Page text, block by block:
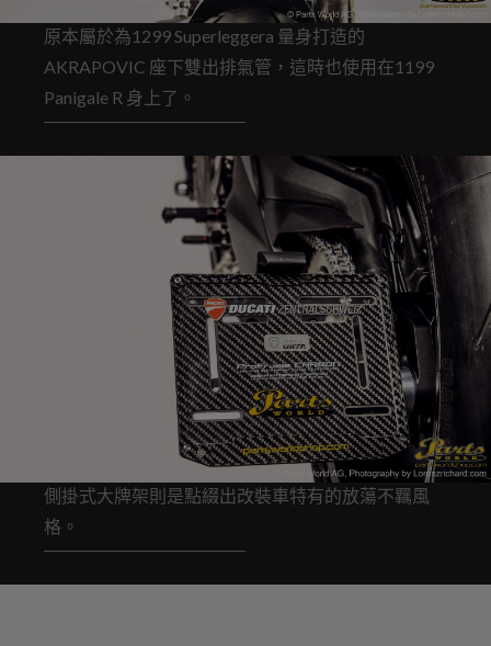
原本屬於為1299 Superleggera 量身打造的
AKRAPOVIC 座下雙出排氣管，這時也使用在1199
Panigale R 身上了。
側掛式大牌架則是點綴出改裝車特有的放蕩不羈風
格。